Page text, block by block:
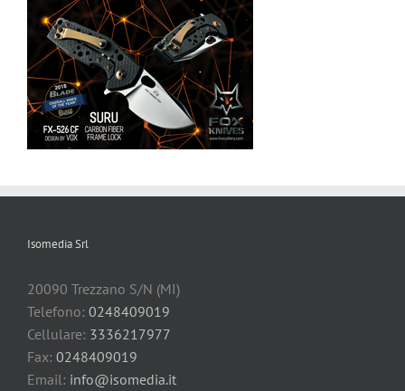
Isomedia Srl
20090 Trezzano S/N (MI)
Telefono: 0248409019
Cellulare: 3336217977
Fax: 0248409019
Email: info@isomedia.it